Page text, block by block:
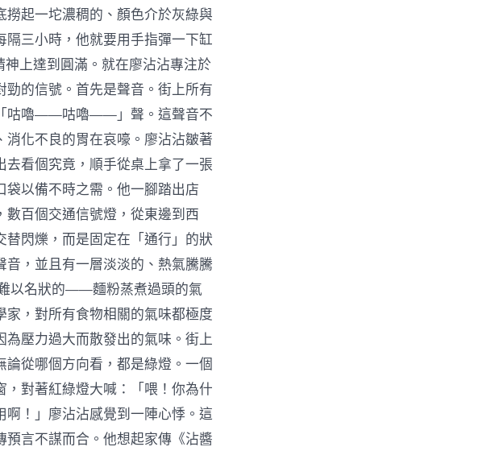
起一坨濃稠的、顏色介於灰綠與
三小時，他就要用手指彈一下缸
上達到圓滿。就在廖沾沾專注於
的信號。首先是聲音。街上所有
「咕嚕——咕嚕——」聲。這聲音不
化不良的胃在哀嚎。廖沾沾皺著
看個究竟，順手從桌上拿了一張
以備不時之需。他一腳踏出店
百個交通信號燈，從東邊到西
閃爍，而是固定在「通行」的狀
，並且有一層淡淡的、熱氣騰騰
以名狀的——麵粉蒸煮過頭的氣
，對所有食物相關的氣味都極度
壓力過大而散發出的氣味。街上
從哪個方向看，都是綠燈。一個
對著紅綠燈大喊：「喂！你為什
！」廖沾沾感覺到一陣心悸。這
言不謀而合。他想起家傳《沾醬